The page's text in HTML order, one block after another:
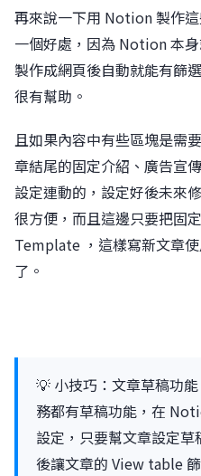
再來說一下用 Notion 製作
一個好處，因為 Notion 本
製作成網頁後自動就能有篩
很有幫助。
且如果內容中有些區塊是需
章結尾的固定介紹、廣告宣
設定連動的，設定好後未來
很方便，而且這邊只要把固
Template ，這樣寫新文章
了。
💡 小技巧：文章草稿功
務都有草稿功能，在
設定，只要幫文章設定
後讓文章的 View table